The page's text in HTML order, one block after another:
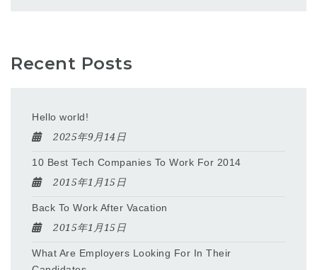
Recent Posts
Hello world!
2025年9月14日
10 Best Tech Companies To Work For 2014
2015年1月15日
Back To Work After Vacation
2015年1月15日
What Are Employers Looking For In Their